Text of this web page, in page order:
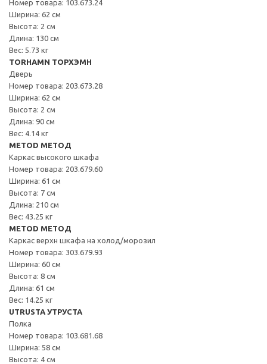
Номер товара: 103.673.24
Ширина: 62 см
Высота: 2 см
Длина: 130 см
Вес: 5.73 кг
TORHAMN ТОРХЭМН
Дверь
Номер товара: 203.673.28
Ширина: 62 см
Высота: 2 см
Длина: 90 см
Вес: 4.14 кг
METOD МЕТОД
Каркас высокого шкафа
Номер товара: 203.679.60
Ширина: 61 см
Высота: 7 см
Длина: 210 см
Вес: 43.25 кг
METOD МЕТОД
Каркас верхн шкафа на холод/морозил
Номер товара: 303.679.93
Ширина: 60 см
Высота: 8 см
Длина: 61 см
Вес: 14.25 кг
UTRUSTA УТРУСТА
Полка
Номер товара: 103.681.68
Ширина: 58 см
Высота: 4 см